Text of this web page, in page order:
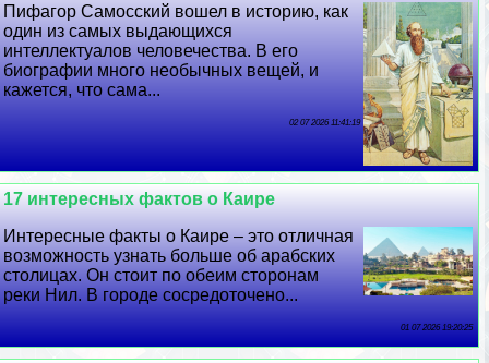
Пифагор Самосский вошел в историю, как
один из самых выдающихся
интеллектуалов человечества. В его
биографии много необычных вещей, и
кажется, что сама...
02 07 2026 11:41:19
17 интересных фактов о Каире
Интересные факты о Каире – это отличная
возможность узнать больше об арабских
столицах. Он стоит по обеим сторонам
реки Нил. В городе сосредоточено...
01 07 2026 19:20:25